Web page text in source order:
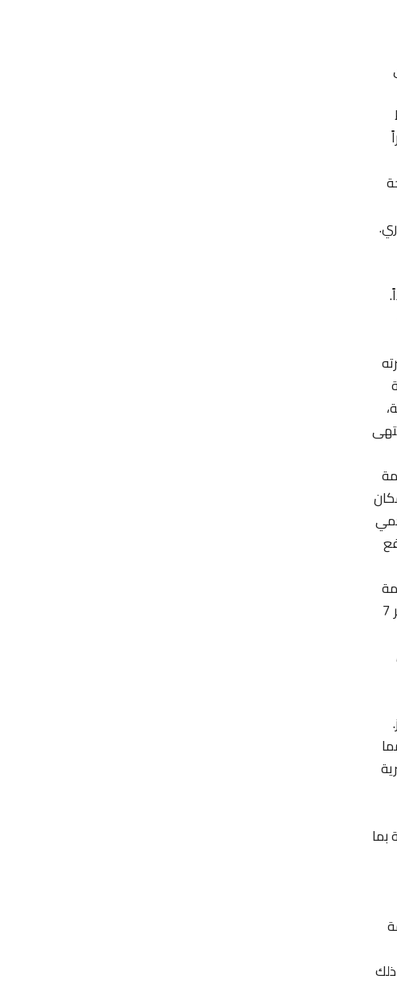
تنقية متكاملة تحمي عائلتك من الملوثات لضمان جودة الخدمات المقدمة بامتياز لعملائنا. نقوم بتركيب فلاتر 7